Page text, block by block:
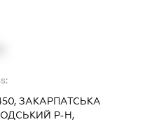
ЗАКАРПАТСЬКА
Р-Н,